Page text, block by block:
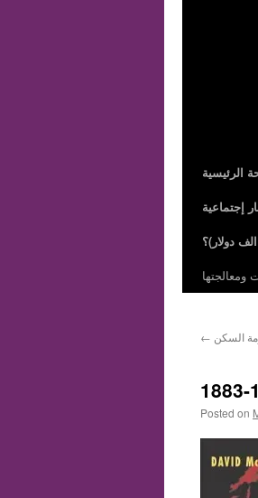
الرئيسية
إجتماعية
← السكن
Posted on